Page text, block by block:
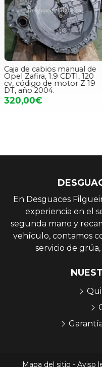
Caja de cambios manual
Opel Astra H GTC 1.6, 105
cv, código de motor
Z16XEP, año 2006.
150,00€
En Desguaces
experiencia en el
segunda mano y
vehículo, contamos
servicio de
Mapa del sitio - Aviso